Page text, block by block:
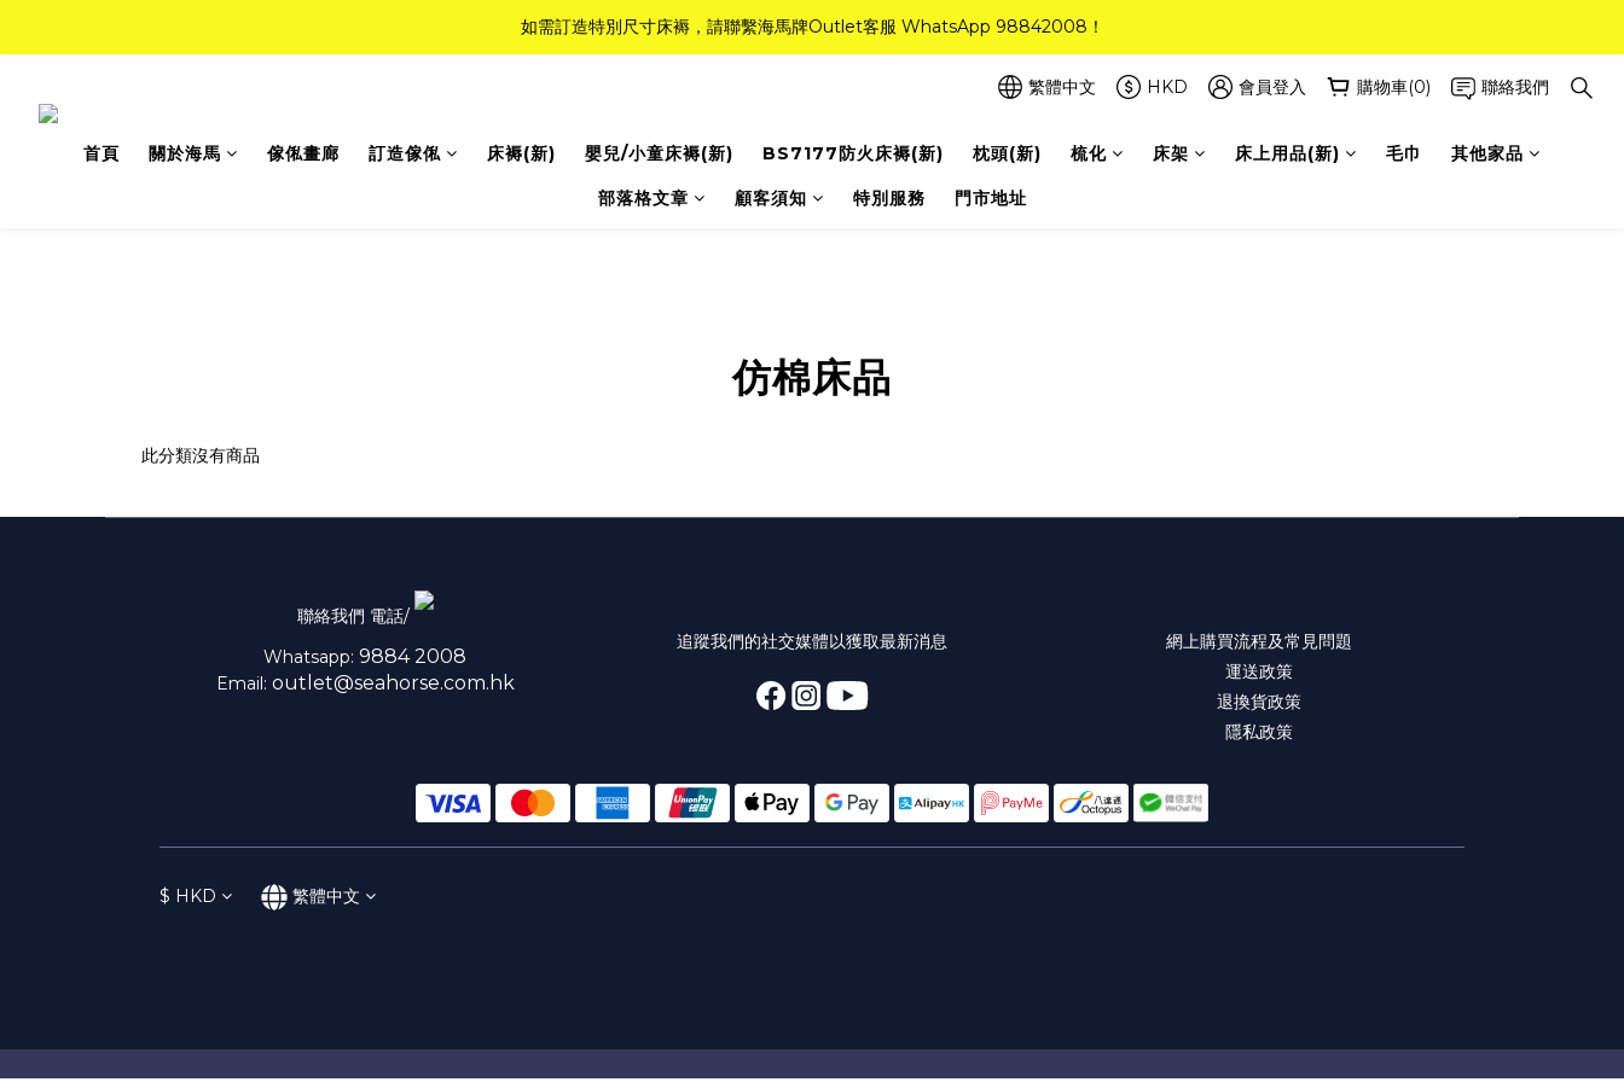
如需訂造特別尺寸床褥，請聯繫海馬牌Outlet客服 WhatsApp 98842008！
如需訂造特別尺寸床褥，請聯繫海馬牌Outlet客服 WhatsApp 98842008！
Top-Tier Quality系列床褥82折(新永久記憶床褥 及 健康記憶床褥)＋送禮品＋免運費(只限標準尺寸)
如需訂造特別尺寸床褥，請聯繫海馬牌Outlet客服 WhatsApp 98842008！
繁體中文 HKD 會員登入 購物車(0) 聯絡我們
首頁 關於海馬 傢俬畫廊 訂造傢俬 床褥(新) 嬰兒/小童床褥(新) BS7177防火床褥(新) 枕頭(新) 梳化 床架 床上用品(新) 毛巾 其他家品
部落格文章 顧客須知 特別服務 門市地址
仿棉床品
此分類沒有商品
聯絡我們 電話/
Whatsapp: 9884 2008
Email: outlet@seahorse.com.hk
追蹤我們的社交媒體以獲取最新消息
網上購買流程及常見問題
運送政策
退換貨政策
隱私政策
$ HKD 繁體中文